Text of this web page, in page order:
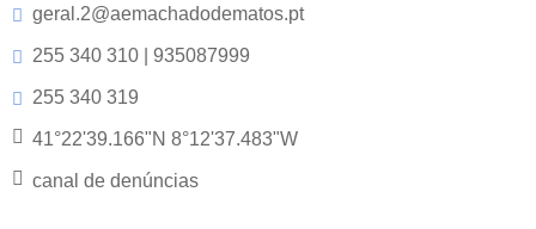
geral.2@aemachadodematos.pt
255 340 310 | 935087999
255 340 319
41°22'39.166"N 8°12'37.483"W
canal de denúncias